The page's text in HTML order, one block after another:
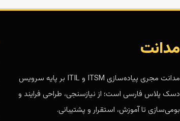
مدانت
مدانت مجری پیاده‌سازی ITSM و ITIL بر پایه سرویس
دسک پلاس فارسی است؛ از نیازسنجی، طراحی فرایند و
بومی‌سازی تا آموزش، استقرار و پشتیبانی.